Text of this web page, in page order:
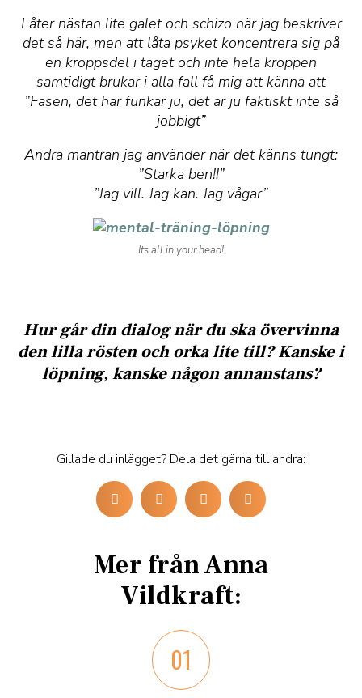
Låter nästan lite galet och schizo när jag beskriver
det så här, men att låta psyket koncentrera sig på
en kroppsdel i taget och inte hela kroppen
samtidigt brukar i alla fall få mig att känna att
”Fasen, det här funkar ju, det är ju faktiskt inte så
jobbigt”
Andra mantran jag använder när det känns tungt:
”Starka ben!!”
”Jag vill. Jag kan. Jag vågar”
Its all in your head!
Hur går din dialog när du ska övervinna
den lilla rösten och orka lite till? Kanske i
löpning, kanske någon annanstans?
Gillade du inlägget? Dela det gärna till andra:
Mer från Anna
Vildkraft:
01